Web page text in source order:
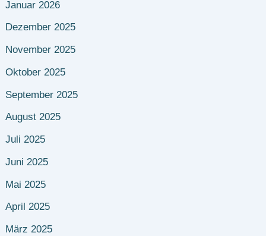
Januar 2026
Dezember 2025
November 2025
Oktober 2025
September 2025
August 2025
Juli 2025
Juni 2025
Mai 2025
April 2025
März 2025